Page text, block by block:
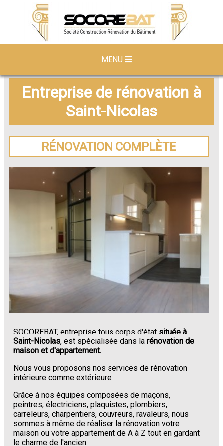
MENU
Entreprise de rénovation à
Saint-Nicolas
RÉNOVATION COMPLÈTE
SOCOREBAT, entreprise tous corps d'état située à
Saint-Nicolas, est spécialisée dans larénovation de
maison et d'appartement.
Nous vous proposons nos services de rénovation
intérieure comme extérieure.
Grâce à nos équipes composées de maçons,
peintres, électriciens, plaquistes, plombiers,
carreleurs, charpentiers, couvreurs, ravaleurs, nous
sommes à même de réaliser la rénovation votre
maison ou votre appartement de A à Z tout en gardant
le charme de l'ancien.